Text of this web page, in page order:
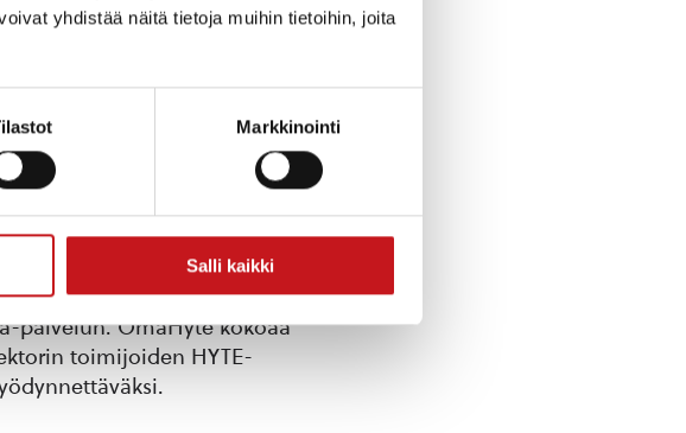
yhdistää näitä tietoja muihin tietoihin, joita
Markkinointi
Salli kaikki
OmaHyte-palvelu,joka
palvelun. OmaHyte kokoaa
toimijoiden HYTE-